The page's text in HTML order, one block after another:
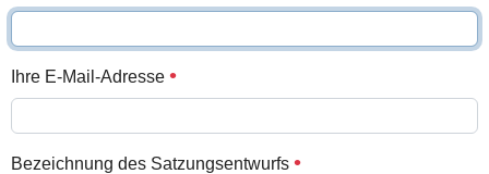
Ihre E-Mail-Adresse
Bezeichnung des Satzungsentwurfs